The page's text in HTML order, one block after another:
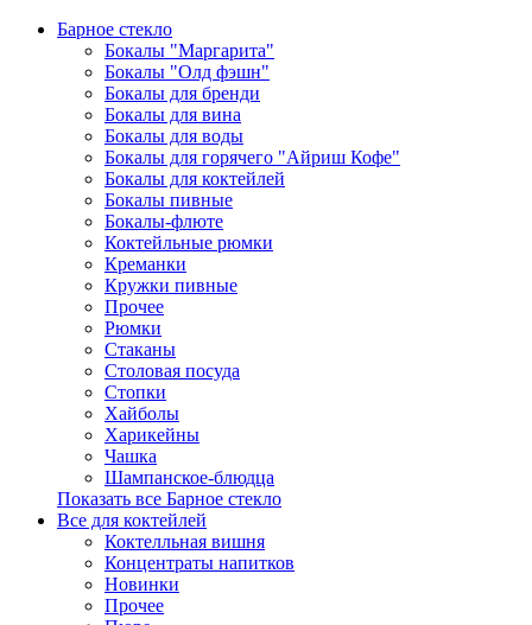
Барное стекло
Бокалы "Маргарита"
Бокалы "Олд фэшн"
Бокалы для бренди
Бокалы для вина
Бокалы для воды
Бокалы для горячего "Айриш Кофе"
Бокалы для коктейлей
Бокалы пивные
Бокалы-флюте
Коктейльные рюмки
Креманки
Кружки пивные
Прочее
Рюмки
Стаканы
Столовая посуда
Стопки
Хайболы
Харикейны
Чашка
Шампанское-блюдца
Показать все Барное стекло
Все для коктейлей
Коктелльная вишня
Концентраты напитков
Новинки
Прочее